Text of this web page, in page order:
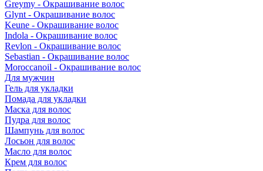
Greymy - Окрашивание волос
Glynt - Окрашивание волос
Keune - Окрашивание волос
Indola - Окрашивание волос
Revlon - Окрашивание волос
Sebastian - Окрашивание волос
Moroccanoil - Окрашивание волос
Для мужчин
Гель для укладки
Помада для укладки
Маска для волос
Пудра для волос
Шампунь для волос
Лосьон для волос
Масло для волос
Крем для волос